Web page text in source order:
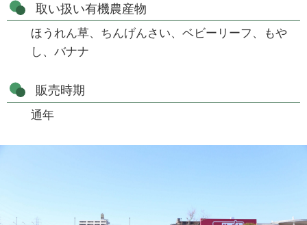
取い扱い有機農産物
ほうれん草、ちんげんさい、ベビーリーフ、もや
し、バナナ
販売時期
通年